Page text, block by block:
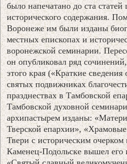
было напечатано до ста статей
исторического содержания.
Воронеже им были изданы
местных епископах и
воронежской семинарии.
он опубликовал ряд
этого края («Краткие
святых подвижниках
празднествах в Тамбовской
Тамбовской духовной
архипастырем изданы:
Тверской епархии»,
Твери с историческим
Каменец-Подольске вышел его